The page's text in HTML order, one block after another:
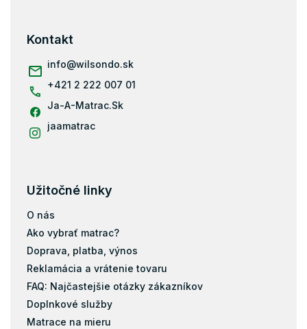
Kontakt
info@wilsondo.sk
+421 2 222 007 01
Ja-A-Matrac.Sk
jaamatrac
Užitočné linky
O nás
Ako vybrať matrac?
Doprava, platba, výnos
Reklamácia a vrátenie tovaru
FAQ: Najčastejšie otázky zákazníkov
Doplnkové služby
Matrace na mieru